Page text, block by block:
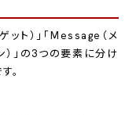
ト）」「Message（メ
）」の3つの要素に分け
。